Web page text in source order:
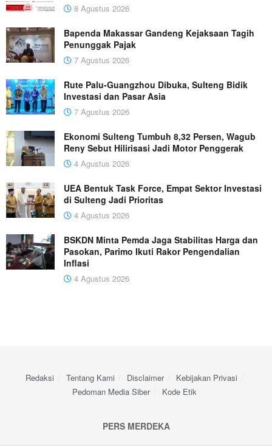
8 Agustus 2026
Bapenda Makassar Gandeng Kejaksaan Tagih
Penunggak Pajak
7 Agustus 2026
Rute Palu-Guangzhou Dibuka, Sulteng Bidik
Investasi dan Pasar Asia
7 Agustus 2026
Ekonomi Sulteng Tumbuh 8,32 Persen, Wagub
Reny Sebut Hilirisasi Jadi Motor Penggerak
4 Agustus 2026
UEA Bentuk Task Force, Empat Sektor Investasi
di Sulteng Jadi Prioritas
4 Agustus 2026
BSKDN Minta Pemda Jaga Stabilitas Harga dan
Pasokan, Parimo Ikuti Rakor Pengendalian
Inflasi
4 Agustus 2026
Redaksi Tentang Kami Disclaimer
Kebijakan Privasi
Pedoman Media Siber
Kode Etik
PERS MERDEKA